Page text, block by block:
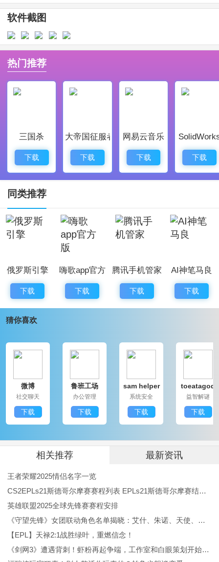
在这里，用户可以体验到流畅且高效的提词和视频编辑
过程，提升制作质量。
应用操作简单，支持多种视频录制和编辑软件，无缝衔
接，让使用更加便捷。
提词全能王应用亮点：
内置多种信息和功能，满足不同用户在直播与录制中的
流畅自然。
直接搜索所需内容，一键获取，节省了查找时间。
提供的信息与功能实时更新，保证了用户始终使用最新
的资源和工具。
作、线上直播等，助力用户更好地展示自我。
提词全能王应用评价：
提词全能王是一款全能型的提词工具软件，全面的功能
和简易的操作受到广泛欢迎。根据用户的喜好与需求，
软件不断更新强大功能，从高清文本提词到剪辑视频，
短视频创作，提词全能王都能成为用户可靠的好帮手。
度评价。
各种场合的挑战。随着更新迭代，应用将保持高效与便
捷，期待它能在未来为用户带来更多惊喜与帮助。
软件截图
热门推荐
三国杀
下载
大帝国征服者
下载
网易云音乐
下载 下载
同类推荐
俄罗斯引擎
下载
嗨歌app官方
版
下载
腾讯手机管家
下载
AI神笔马良
下载
猜你喜欢
微博
社交聊天
下载
鲁班工场
办公管理
下载
sam helper
系统安全
下载
toeatagod
益智解谜
下载
相关推荐 最新资讯
王者荣耀2025情侣名字一览
CS2EPLs21斯德哥尔摩赛赛程列表 EPLs21斯德哥尔摩赛结果公布
英雄联盟2025全球先锋赛赛程安排
《守望先锋》女团联动角色名单揭晓：艾什、朱诺、天使、伊拉锐与D.Va！
【EPL】天禄2:1战胜绿叶，重燃信念！
《剑网3》遭遇背刺！虾粉再起争端，工作室和白眼策划开始反噬